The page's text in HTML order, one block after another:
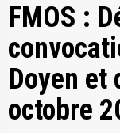
FMOS :
Doyen et
octobre